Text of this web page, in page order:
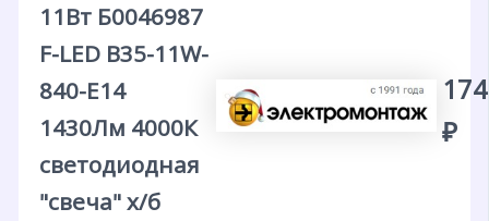
11Вт Б0046987
F-LED B35-11W-
840-E14
1430Лм 4000К
светодиодная
"свеча" х/б
₽